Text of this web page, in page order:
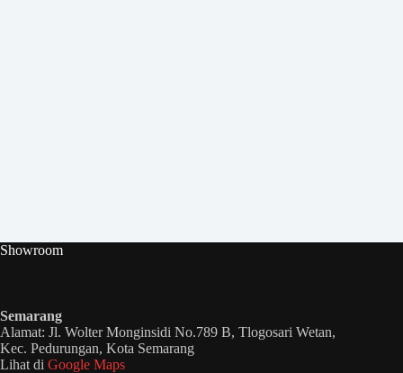
Showroom
Semarang
Alamat: Jl. Wolter Monginsidi No.789 B, Tlogosari Wetan,
Kec. Pedurungan, Kota Semarang
Lihat di Google Maps